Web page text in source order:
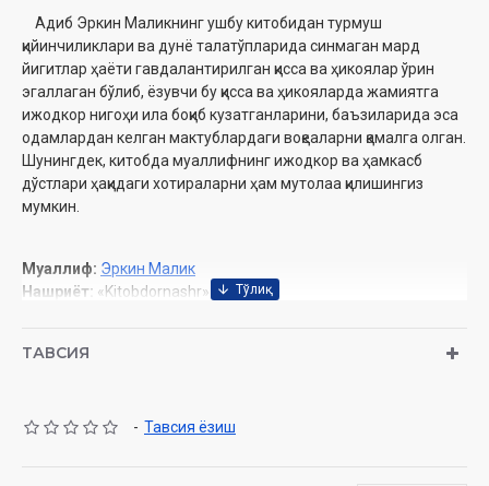
Адиб Эркин Маликнинг ушбу китобидан турмуш
қийинчиликлари ва дунё талатўпларида синмаган мард
йигитлар ҳаёти гавдалантирилган қисса ва ҳикоялар ўрин
эгаллаган бўлиб, ёзувчи бу қисса ва ҳикояларда жамиятга
ижодкор нигоҳи ила боқиб кузатганларини, баъзиларида эса
одамлардан келган мактублардаги воқеаларни қамалга олган.
Шунингдек, китобда муаллифнинг ижодкор ва ҳамкасб
дўстлари ҳақидаги хотираларни ҳам мутолаа қилишингиз
мумкин.
Муаллиф: Эркин Малик
Нашриёт: «Kitobdornashr»
ISBN:978-9943-9646-2-4
ТАВСИЯ
- Тавсия ёзиш